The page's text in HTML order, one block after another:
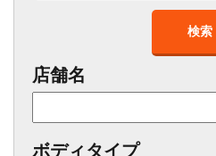
検索
店舗名
ボディタイプ